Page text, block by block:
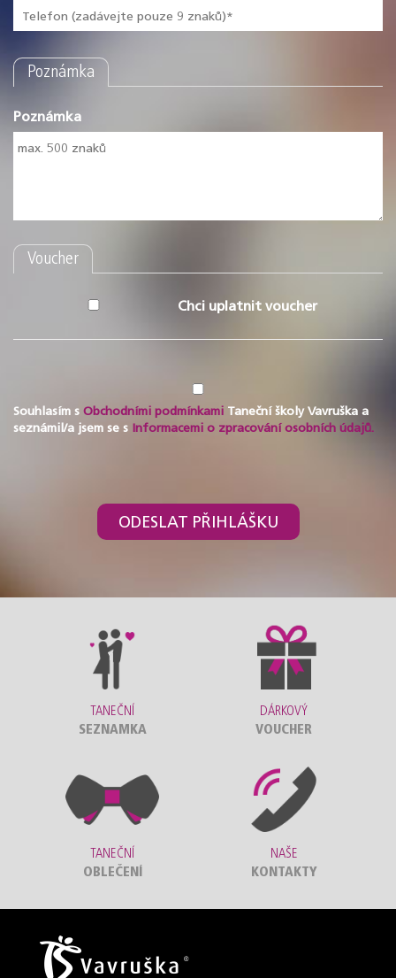
Poznámka
Poznámka
Voucher
Chci uplatnit voucher
Souhlasím s Obchodními podmínkami Taneční školy Vavruška a
seznámil/a jsem se s Informacemi o zpracování osobních údajů.
ODESLAT PŘIHLÁŠKU
TANEČNÍ
SEZNAMKA
DÁRKOVÝ
VOUCHER
TANEČNÍ
OBLEČENÍ
NAŠE
KONTAKTY